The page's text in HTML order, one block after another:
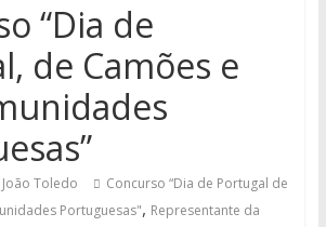
“Dia de
de Camões e
João Toledo
Concurso “Dia de Portugal de
Portuguesas", Representante da